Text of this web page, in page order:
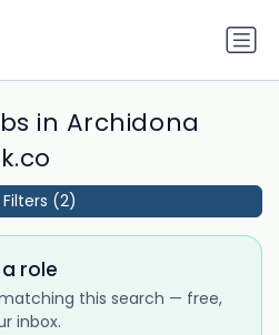
in Archidona
role
this search — free,
inbox.
Filters (2)